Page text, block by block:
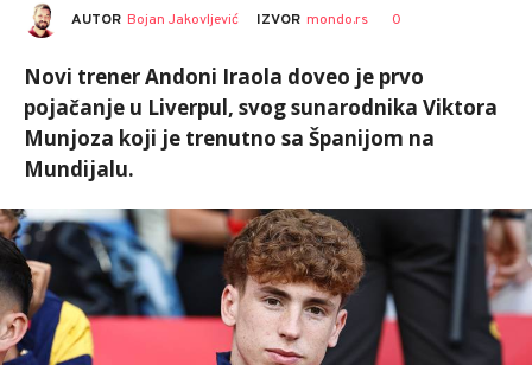
AUTOR Bojan Jakovljević IZVOR mondo.rs 0
Novi trener Andoni Iraola doveo je prvo
pojačanje u Liverpul, svog sunarodnika Viktora
Munjoza koji je trenutno sa Španijom na
Mundijalu.